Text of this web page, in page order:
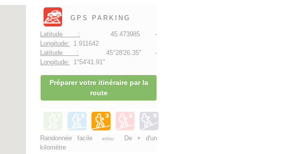
GPS PARKING
Latitude : 45.473985 -
Longitude: 1.911642
Latitude : 45°28'26.35" -
Longitude: 1°54'41.91"
Préparer votre itinéraire par la
route
Randonnée facileet/ou
De + d'un
kilomètre